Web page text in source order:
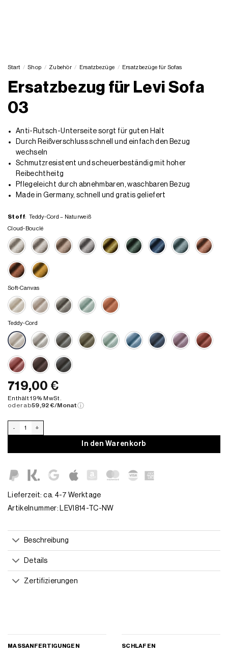
Start / Shop / Zubehör / Ersatzbezüge / Ersatzbezüge für Sofas
Ersatzbezug für Levi Sofa
03
Anti-Rutsch-Unterseite sorgt für guten Halt
Durch Reißverschluss schnell und einfach den Bezug
wechseln
Schmutzresistent und scheuerbeständig mit hoher
Reibechtheitg
Pflegeleicht durch abnehmbaren, waschbaren Bezug
Made in Germany, schnell und gratis geliefert
Stoff: Teddy-Cord – Naturweiß
Cloud-Bouclé
Soft-Canvas
Teddy-Cord
719,00 €
Enthält 19% MwSt.
oder ab59,92 €/Monatⓘ
Ersatzbezug für Levi Sofa 03 Menge
In den Warenkorb
Lieferzeit: ca. 4-7 Werktage
Artikelnummer: LEVI814-TC-NW
Beschreibung
Details
Zertifizierungen
MASSANFERTIGUNGEN SCHLAFEN